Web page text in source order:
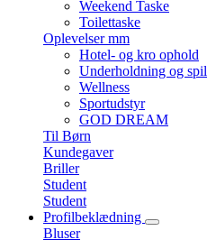
Weekend Taske
Toilettaske
Oplevelser mm
Hotel- og kro ophold
Underholdning og spil
Wellness
Sportudstyr
GOD DREAM
Til Børn
Kundegaver
Briller
Student
Student
Profilbeklædning
Bluser